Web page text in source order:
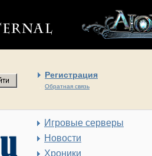
Регистрация
Обратная связь
Игровые серверы
Новости
Хроники